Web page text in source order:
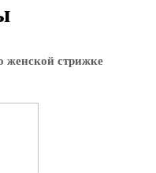
женской стрижке